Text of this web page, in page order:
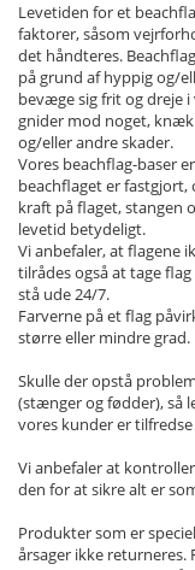
Levetiden for et
faktorer, såsom
det håndteres.
på grund af hyppig og/
bevæge sig frit og dreje
gnider mod noget,
og/eller andre skader.
Vores beachflag-baser
beachflaget er
kraft på flaget, stangen
levetid betydeligt.
Vi anbefaler, at flagene
tilrådes også at tage
stå ude 24/7.
Farverne på et flag
større eller mindre grad.
Skulle der opstå
(stænger og fødder), så
vores kunder er
Vi anbefaler at
den for at sikre alt er
Produkter som er
årsager ikke